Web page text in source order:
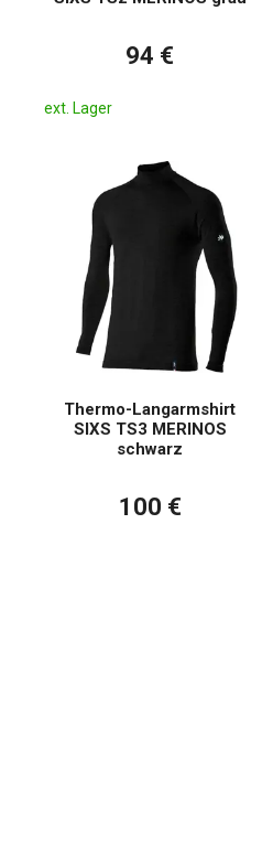
94 €
ext. Lager
Thermo-Langarmshirt
SIXS TS3 MERINOS
schwarz
100 €